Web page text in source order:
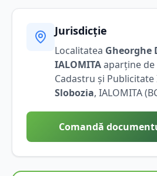
Jurisdicție
Localitatea Gheorghe
IALOMITAaparține
Cadastru și
Slobozia, IALOMITA
Comandă